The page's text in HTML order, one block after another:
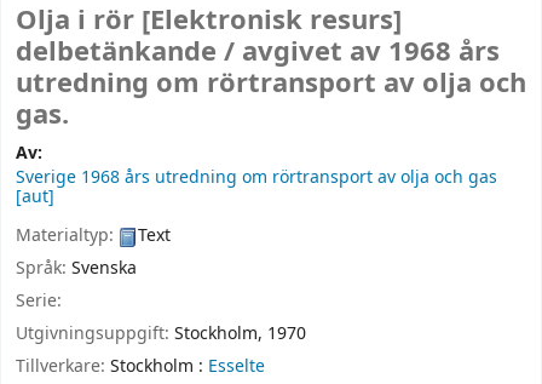
Olja i rör [Elektronisk resurs]
delbetänkande / avgivet av 1968 års
utredning om rörtransport av olja och
gas.
Av:
Sverige 1968 års utredning om rörtransport av olja och gas
[aut]
Materialtyp:
Text
Språk: Svenska
Serie:
Utgivningsuppgift: Stockholm, 1970
Tillverkare: Stockholm : Esselte